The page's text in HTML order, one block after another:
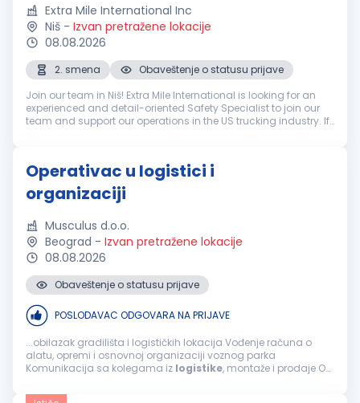
Extra Mile International Inc
Niš - Izvan pretražene lokacije
08.08.2026
2. smena
Obaveštenje o statusu prijave
Join our team in Niš! Extra Mile International is looking for an
experienced and detail-oriented Safety Specialist to join our
team and support our operations in the US trucking industry. If
Operativac u logistici i
organizaciji
Musculus d.o.o.
Beograd - Izvan pretražene lokacije
08.08.2026
Obaveštenje o statusu prijave
POSLODAVAC ODGOVARA NA PRIJAVE
...obilazak gradilišta i logističkih lokacija Vođenje računa o
alatu, opremi i osnovnoj organizaciji voznog parka
Komunikacija sa kolegama iz logistike, montaže i prodaje Od
Organizovanost i praktično...